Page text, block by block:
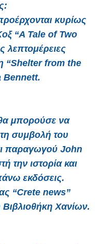
κυρίως
“A Tale of Two
λεπτομέρειες
“Shelter from the
Bennett.
μπορούσε να
συμβολή του
παραγωγού John
την ιστορία και
εκδόσεις.
“Crete news”
Χανίων.